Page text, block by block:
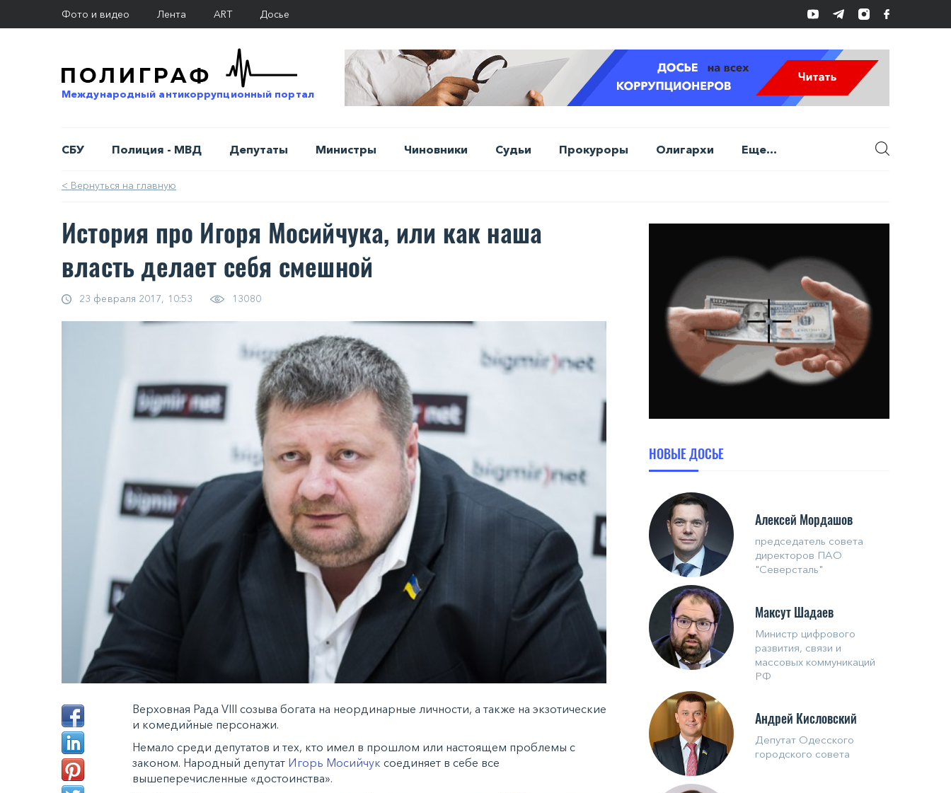
Фото и видео Лента ART Досье
Международный антикоррупционный портал
СБУ Полиция - МВД Депутаты Министры Чиновники Судьи Прокуроры Олигархи Еще...
< Вернуться на главную
История про Игоря Мосийчука, или как наша
власть делает себя смешной
23 февраля 2017, 10:53 13080
Верховная Рада VIII созыва богата на неординарные личности, а также на экзотические
и комедийные персонажи.
Немало среди депутатов и тех, кто имел в прошлом или настоящем проблемы с
законом. Народный депутат Игорь Мосийчук соединяет в себе все
вышеперечисленные «достоинства».
НОВЫЕ ДОСЬЕ
Алексей Мордашов
председатель совета
директоров ПАО
"Северсталь"
Максут Шадаев
Министр цифрового
развития, связи и
массовых коммуникаций
РФ
Андрей Кисловский
Депутат Одесского
городского совета